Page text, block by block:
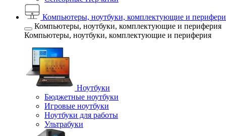
Компьютеры, ноутбуки, комплектующие и
Компьютеры, ноутбуки, комплектующие и периферия
Компьютеры, ноутбуки, комплектующие и периферия
Ноутбуки
Бюджетные ноутбуки
Игровые ноутбуки
Ноутбуки для работы
Ультрабуки